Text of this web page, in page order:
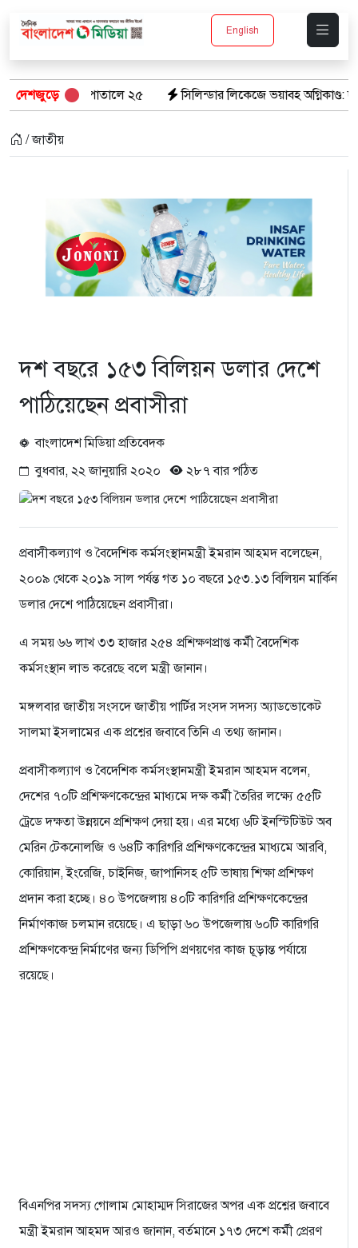
English
দেশজুড়ে
২৫ সিলিন্ডার লিকেজে ভয়াবহ অগ্নিকাণ্ড: দগ্ধ ৩ জনের অবস্থা
/ জাতীয়
দশ বছরে ১৫৩ বিলিয়ন ডলার দেশে
পাঠিয়েছেন প্রবাসীরা
বাংলাদেশ মিডিয়া প্রতিবেদক
বুধবার, ২২ জানুয়ারি ২০২০
২৮৭ বার পঠিত
প্রবাসীকল্যাণ ও বৈদেশিক কর্মসংস্থানমন্ত্রী ইমরান আহমদ বলেছেন,
২০০৯ থেকে ২০১৯ সাল পর্যন্ত গত ১০ বছরে ১৫৩.১৩ বিলিয়ন মার্কিন
ডলার দেশে পাঠিয়েছেন প্রবাসীরা।
এ সময় ৬৬ লাখ ৩৩ হাজার ২৫৪ প্রশিক্ষণপ্রাপ্ত কর্মী বৈদেশিক
কর্মসংস্থান লাভ করেছে বলে মন্ত্রী জানান।
মঙ্গলবার জাতীয় সংসদে জাতীয় পার্টির সংসদ সদস্য অ্যাডভোকেট
সালমা ইসলামের এক প্রশ্নের জবাবে তিনি এ তথ্য জানান।
প্রবাসীকল্যাণ ও বৈদেশিক কর্মসংস্থানমন্ত্রী ইমরান আহমদ বলেন,
দেশের ৭০টি প্রশিক্ষণকেন্দ্রের মাধ্যমে দক্ষ কর্মী তৈরির লক্ষ্যে ৫৫টি
ট্রেডে দক্ষতা উন্নয়নে প্রশিক্ষণ দেয়া হয়। এর মধ্যে ৬টি ইনস্টিটিউট অব
মেরিন টেকনোলজি ও ৬৪টি কারিগরি প্রশিক্ষণকেন্দ্রের মাধ্যমে আরবি,
কোরিয়ান, ইংরেজি, চাইনিজ, জাপানিসহ ৫টি ভাষায় শিক্ষা প্রশিক্ষণ
প্রদান করা হচ্ছে। ৪০ উপজেলায় ৪০টি কারিগরি প্রশিক্ষণকেন্দ্রের
নির্মাণকাজ চলমান রয়েছে। এ ছাড়া ৬০ উপজেলায় ৬০টি কারিগরি
প্রশিক্ষণকেন্দ্র নির্মাণের জন্য ডিপিপি প্রণয়ণের কাজ চূড়ান্ত পর্যায়ে
রয়েছে।
বিএনপির সদস্য গোলাম মোহাম্মদ সিরাজের অপর এক প্রশ্নের জবাবে
মন্ত্রী ইমরান আহমদ আরও জানান, বর্তমানে ১৭৩ দেশে কর্মী প্রেরণ